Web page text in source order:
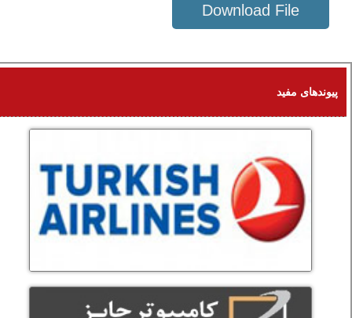
Download File
پیوندهای مفید